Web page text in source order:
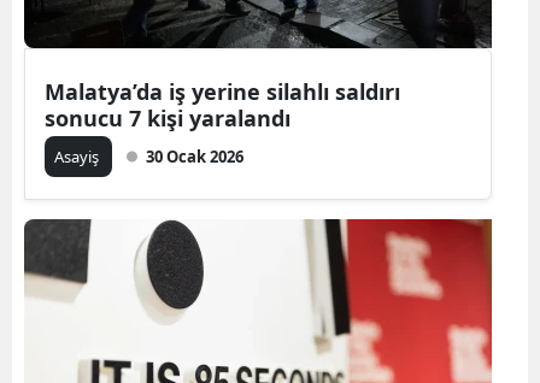
Malatya’da iş yerine silahlı saldırı
sonucu 7 kişi yaralandı
Asayiş 30 Ocak 2026